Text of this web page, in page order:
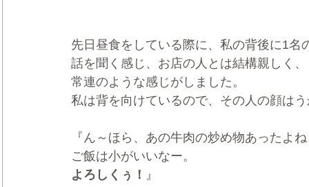
先日昼食をしている際に、私の背後に1名
話を聞く感じ、お店の人とは結構親しく、
常連のような感じがしました。
私は背を向けているので、その人の顔は
『ん～ほら、あの牛肉の炒め物あったよ
ご飯は小がいいなー。
よろしくぅ！ 』